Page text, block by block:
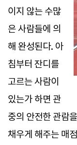
이지 않는 수많
은 사람들에 의
해 완성된다. 아
침부터 잔디를
고르는 사람이
있는가 하면 관
중의 안전한 관람
채우게 해주는 매